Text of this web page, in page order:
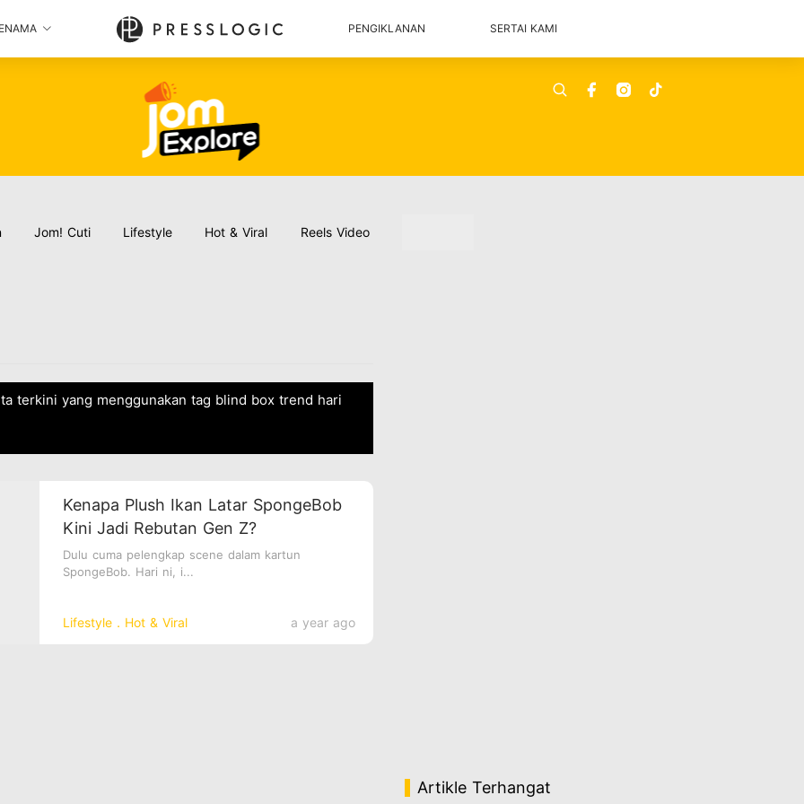
PENGIKLANAN SERTAI KAMI
Jom! Cuti Lifestyle Hot & Viral Reels Video
terkini yang menggunakan tag blind box trend hari
Lifestyle．Hot & Viral a year ago
Kenapa Plush Ikan Latar SpongeBob
Kini Jadi Rebutan Gen Z?
Dulu cuma pelengkap scene dalam kartun
SpongeBob. Hari ni, i...
Artikle Terhangat